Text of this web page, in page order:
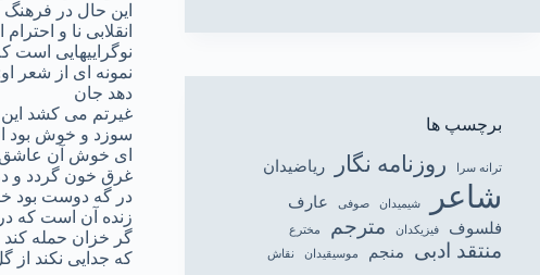
این حال در
انقلابی نا و
نوگراییهایی است
نمونه ای از شعر
دهد جان
غیرتم می کشد این
سوزد و خوش بود
ای خوش آن عاشق
غرق خون گردد و
در گه دوست بود
زنده آن است که
گر خزان حمله کند
که جدایی نکند از
برچسپ ها
ترانه سرا روزنامه نگار ریاضیدان
شاعر شیمیدان صوفی
عارف
فلسوف
فیزیکدان مترجم مخترع
منتقد ادبی منجم موسیقیدان نقاش